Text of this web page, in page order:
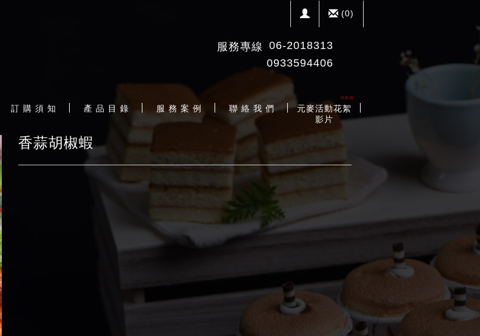
(0)
服務專線 06-2018313
0933594406
訂 購 須 知 產 品 目 錄 服 務 案 例 聯 絡 我 們
new
元麥活動花絮
影片
香蒜胡椒蝦